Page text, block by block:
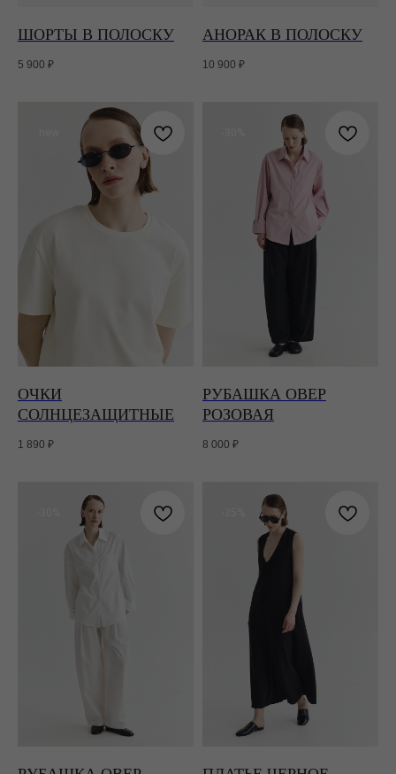
ШОРТЫ В ПОЛОСКУ
5 900 ₽
АНОРАК В ПОЛОСКУ
10 900 ₽
ОЧКИ
СОЛНЦЕЗАЩИТНЫЕ
1 890 ₽
РУБАШКА ОВЕР
РОЗОВАЯ
8 000 ₽